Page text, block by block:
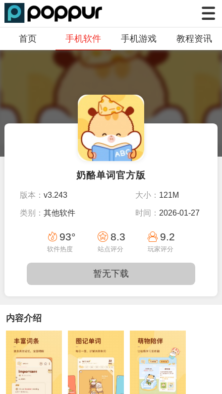
首页 手机软件 手机游戏 教程资讯
奶酪单词官方版
版本：v3.243 大小： 121M
类别：其他软件 时间： 2026-01-27
21:44:58
93°
软件热度
8.3
站点评分
9.2
玩家评分
暂无下载
内容介绍